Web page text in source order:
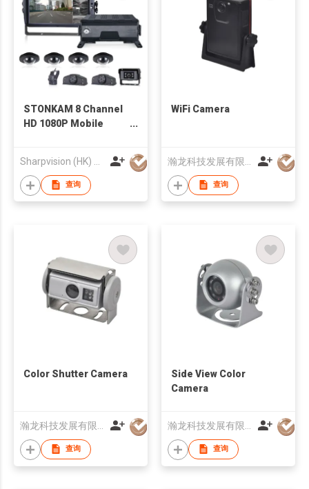
STONKAM 8 Channel
HD 1080P Mobile
查询
WiFi Camera
查询
Color Shutter Camera
查询
Side View Color
Camera
查询